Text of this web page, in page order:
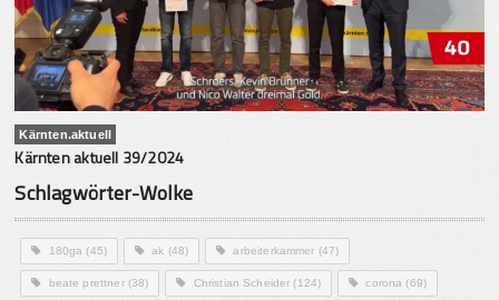
Kärnten.aktuell
Kärnten aktuell 39/2024
Schlagwörter-Wolke
180ga (45) ak (48) arbeiterkammer (47)
beate prettner(38) Christian Scheider (124) corona (69)